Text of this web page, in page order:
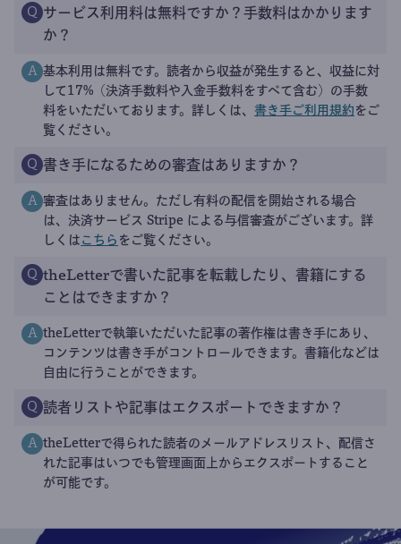
Q サービス利用料は無料ですか？手数料はかかります
か？
A 基本利用は無料です。読者から収益が発生すると、収益に対
して17%（決済手数料や入金手数料をすべて含む）の手数
料をいただいております。詳しくは、 書き手ご利用規約 をご
覧ください。
Q 書き手になるための審査はありますか？
A 審査はありません。ただし有料の配信を開始される場合
は、決済サービス Stripe による与信審査がございます。詳
しくは こちら をご覧ください。
Q theLetterで書いた記事を転載したり、書籍にする
ことはできますか？
A theLetterで執筆いただいた記事の著作権は書き手にあり、
コンテンツは書き手がコントロールできます。書籍化などは
自由に行うことができます。
Q 読者リストや記事はエクスポートできますか？
A theLetterで得られた読者のメールアドレスリスト、配信さ
れた記事はいつでも管理画面上からエクスポートすること
が可能です。